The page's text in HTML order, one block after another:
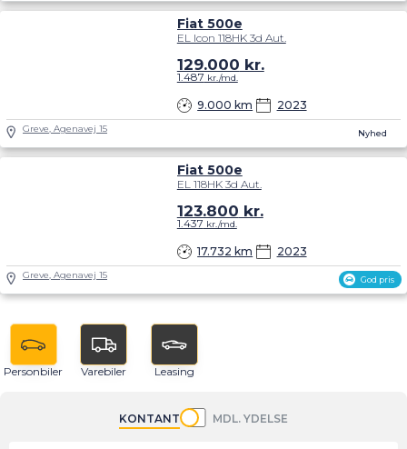
Nyhed
Fiat 500e
EL Icon 118HK 3d Aut.
9.000 km 2023
129.000 kr.
1.487 kr./md.
Greve, Agenavej 15
God pris
Fiat 500e
EL 118HK 3d Aut.
17.732 km 2023
123.800 kr.
1.437 kr./md.
Greve, Agenavej 15
Personbiler Varebiler Leasing
KONTANT MDL. YDELSE